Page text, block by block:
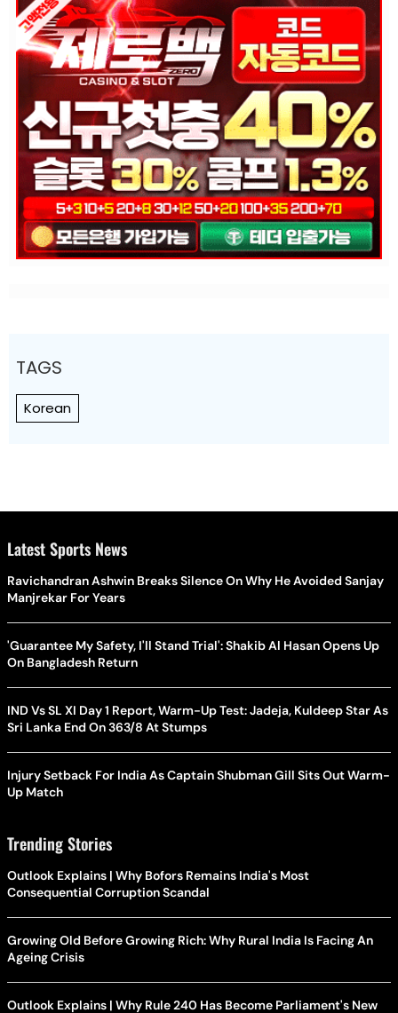
TAGS
Korean
Latest Sports News
Ravichandran Ashwin Breaks Silence On Why He Avoided Sanjay
Manjrekar For Years
'Guarantee My Safety, I'll Stand Trial': Shakib Al Hasan Opens Up
On Bangladesh Return
IND Vs SL XI Day 1 Report, Warm-Up Test: Jadeja, Kuldeep Star As
Sri Lanka End On 363/8 At Stumps
Injury Setback For India As Captain Shubman Gill Sits Out Warm-
Up Match
Trending Stories
Outlook Explains | Why Bofors Remains India's Most
Consequential Corruption Scandal
Growing Old Before Growing Rich: Why Rural India Is Facing An
Ageing Crisis
Outlook Explains | Why Rule 240 Has Become Parliament's New